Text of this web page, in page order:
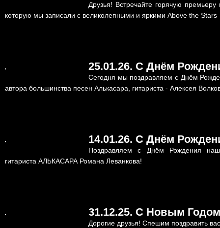
Друзья! Встречайте горячую
которую мы записали с великолепными и яркими Above the Stars
25.01.26. С Днём
Сегодня мы поздравляем с Днём
автора большинства песен Алькасара, гитариста - Алексея
14.01.26. С Днём
Поздравляем с Днём Рождения
гитариста АЛЬКАСАРА Романа Леванкова!
31.12.25. С Новым Годом
Дорогие друзья! Спешим поздравить